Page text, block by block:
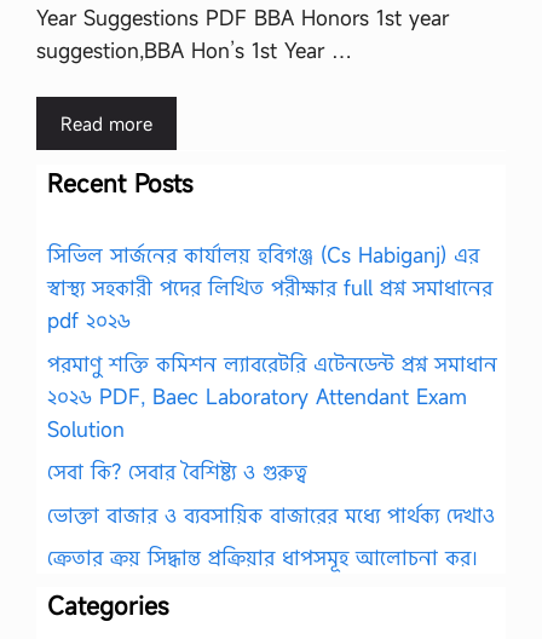
Year Suggestions PDF BBA Honors 1st year
suggestion,BBA Hon’s 1st Year …
Read more
Recent Posts
সিভিল সার্জনের কার্যালয় হবিগঞ্জ (Cs Habiganj) এর
স্বাস্থ্য সহকারী পদের লিখিত পরীক্ষার full প্রশ্ন সমাধানের
pdf ২০২৬
পরমাণু শক্তি কমিশন ল্যাবরেটরি এটেনডেন্ট প্রশ্ন সমাধান
২০২৬ PDF, Baec Laboratory Attendant Exam
Solution
সেবা কি? সেবার বৈশিষ্ট্য ও গুরুত্ব
ভোক্তা বাজার ও ব্যবসায়িক বাজারের মধ্যে পার্থক্য দেখাও
ক্রেতার ক্রয় সিদ্ধান্ত প্রক্রিয়ার ধাপসমূহ আলোচনা কর।
Categories